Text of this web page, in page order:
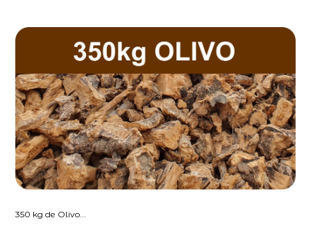
350 kg de Olivo...